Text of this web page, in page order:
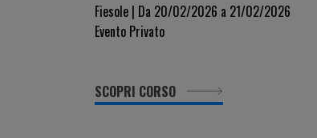
Fiesole | Da 20/02/2026 a 21/02/2026
Evento Privato
SCOPRI CORSO